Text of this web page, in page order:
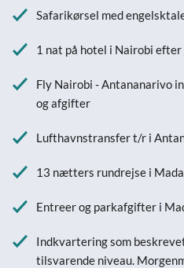
Safarikørsel med
1 nat på hotel i Nairobi
Fly Nairobi - Antananarivo
og afgifter
Lufthavnstransfer t/r i
13 nætters rundrejse i
Entreer og parkafgifter i
Indkvartering som
tilsvarende niveau.